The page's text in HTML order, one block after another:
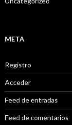
META
Registro
Acceder
Feed de entradas
Feed de comentarios